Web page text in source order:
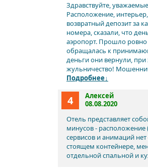
Здравствуйте,
Расположение,
возвратный депозит за
номера, сказали, что
аэропорт. Прошло ровно
обращалась к
деньги они вернули, при
жульничество!
Подробнее↓
4
Алексей
08.08.2020
Отель представляет
минусов -
сервисов и анимаций
стоящем контейнере,
отдельной спальной и